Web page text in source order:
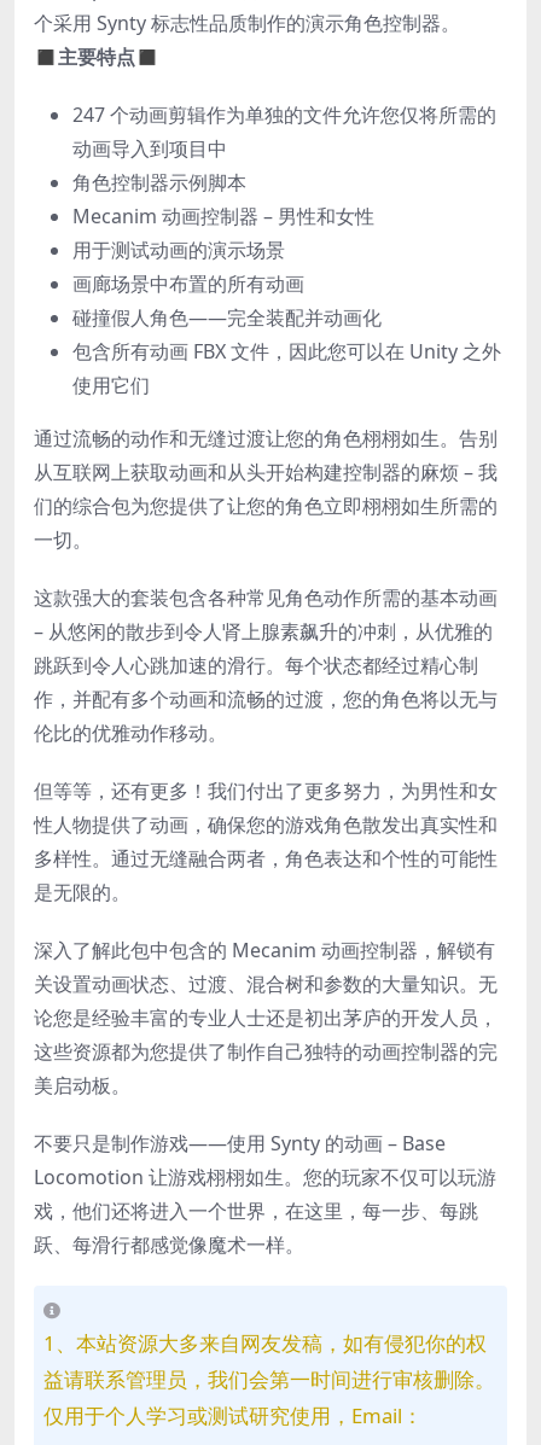
个采用 Synty 标志性品质制作的演示角色控制器。
◼主要特点◼
247 个动画剪辑作为单独的文件允许您仅将所需的
动画导入到项目中
角色控制器示例脚本
Mecanim 动画控制器 – 男性和女性
用于测试动画的演示场景
画廊场景中布置的所有动画
碰撞假人角色——完全装配并动画化
包含所有动画 FBX 文件，因此您可以在 Unity 之外
使用它们
通过流畅的动作和无缝过渡让您的角色栩栩如生。告别
从互联网上获取动画和从头开始构建控制器的麻烦 – 我
们的综合包为您提供了让您的角色立即栩栩如生所需的
一切。
这款强大的套装包含各种常见角色动作所需的基本动画
– 从悠闲的散步到令人肾上腺素飙升的冲刺，从优雅的
跳跃到令人心跳加速的滑行。每个状态都经过精心制
作，并配有多个动画和流畅的过渡，您的角色将以无与
伦比的优雅动作移动。
但等等，还有更多！我们付出了更多努力，为男性和女
性人物提供了动画，确保您的游戏角色散发出真实性和
多样性。通过无缝融合两者，角色表达和个性的可能性
是无限的。
深入了解此包中包含的 Mecanim 动画控制器，解锁有
关设置动画状态、过渡、混合树和参数的大量知识。无
论您是经验丰富的专业人士还是初出茅庐的开发人员，
这些资源都为您提供了制作自己独特的动画控制器的完
美启动板。
不要只是制作游戏——使用 Synty 的动画 – Base
Locomotion 让游戏栩栩如生。您的玩家不仅可以玩游
戏，他们还将进入一个世界，在这里，每一步、每跳
跃、每滑行都感觉像魔术一样。
1、本站资源大多来自网友发稿，如有侵犯你的权
益请联系管理员，我们会第一时间进行审核删除。
仅用于个人学习或测试研究使用，Email：